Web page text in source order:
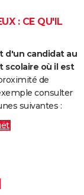
: CE QU'IL
d'un candidat au
scolaire où il est
de
consulter
suivantes :